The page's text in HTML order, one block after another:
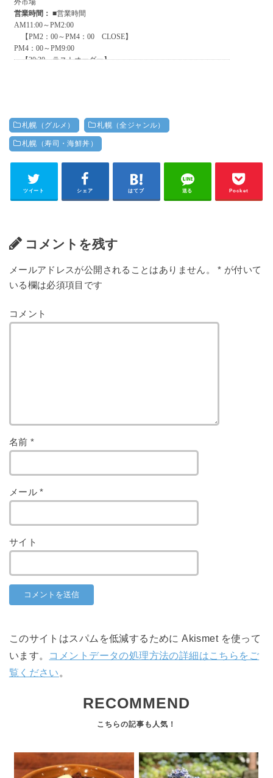
札幌（グルメ） 札幌（全ジャンル）
札幌（寿司・海鮮丼）
ツイート シェア はてブ 送る Pocket
コメントを残す
メールアドレスが公開されることはありません。 * が付いて
いる欄は必須項目です
コメント
名前 *
メール*
サイト
このサイトはスパムを低減するために Akismet を使って
います。 コメントデータの処理方法の詳細はこちらをご
覧ください 。
RECOMMEND